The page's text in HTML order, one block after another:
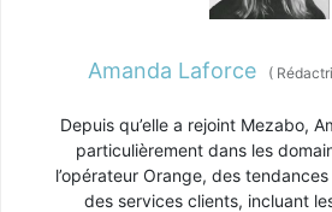
Amanda Laforce (
Depuis qu’elle a rejoint Mezabo,
particulièrement dans les
l’opérateur Orange, des
des services clients, incluant